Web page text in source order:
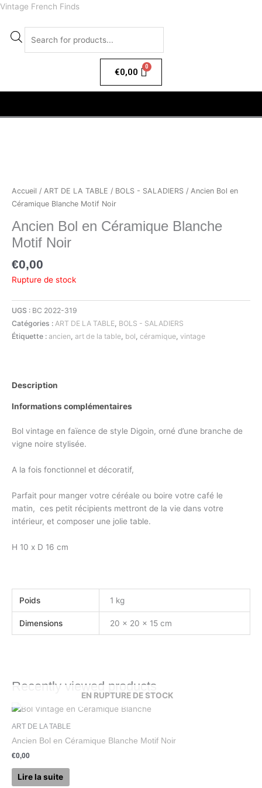
Aller
contenu
Vintage French Finds
de
€0,00
Accueil / ART DE LA TABLE / BOLS - SALADIERS / Ancien Bol en
Céramique Blanche Motif Noir
Ancien Bol en Céramique Blanche
Motif Noir
€0,00
Rupture de stock
UGS : BC 2022-319
Catégories : ART DE LA TABLE BOLS - SALADIERS
Étiquette : ancien art de la table bol céramique vintage
Description
Informations complémentaires
Bol vintage en faïence de style Digoin, orné d’une branche de
vigne noire stylisée.
A la fois fonctionnel et décoratif,
Parfait pour manger votre céréale ou boire votre café le
matin, ces petit récipients mettront de la vie dans votre
intérieur, et composer une jolie table.
H 10 x D 16 cm
Poids 1 kg
Dimensions 20 × 20 × 15 cm
Recently viewed products
EN RUPTURE DE STOCK
ART DE LA TABLE
Ancien Bol en Céramique Blanche Motif Noir
€0,00
Lire la suite